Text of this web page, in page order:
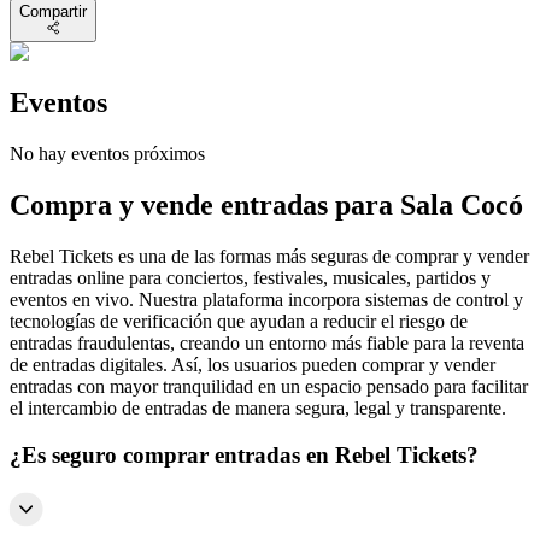
Compartir
Eventos
No hay eventos próximos
Compra y vende entradas para Sala Cocó
Rebel Tickets es una de las formas más seguras de comprar y vender
entradas online para conciertos, festivales, musicales, partidos y
eventos en vivo. Nuestra plataforma incorpora sistemas de control y
tecnologías de verificación que ayudan a reducir el riesgo de
entradas fraudulentas, creando un entorno más fiable para la reventa
de entradas digitales. Así, los usuarios pueden comprar y vender
entradas con mayor tranquilidad en un espacio pensado para facilitar
el intercambio de entradas de manera segura, legal y transparente.
¿Es seguro comprar entradas en Rebel Tickets?